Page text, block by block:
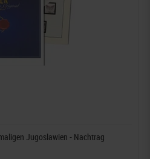
Jugoslawien - Nachtrag